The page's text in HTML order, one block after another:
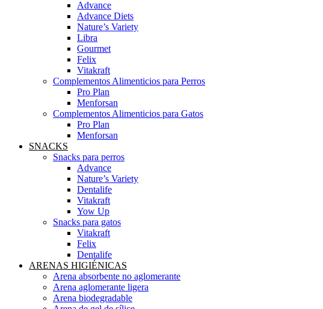
Advance
Advance Diets
Nature’s Variety
Libra
Gourmet
Felix
Vitakraft
Complementos Alimenticios para Perros
Pro Plan
Menforsan
Complementos Alimenticios para Gatos
Pro Plan
Menforsan
SNACKS
Snacks para perros
Advance
Nature’s Variety
Dentalife
Vitakraft
Yow Up
Snacks para gatos
Vitakraft
Felix
Dentalife
ARENAS HIGIÉNICAS
Arena absorbente no aglomerante
Arena aglomerante ligera
Arena biodegradable